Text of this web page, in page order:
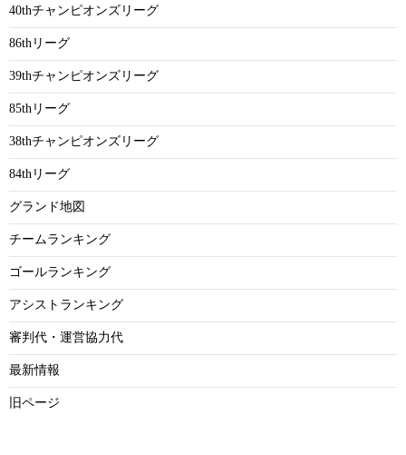
40thチャンピオンズリーグ
86thリーグ
39thチャンピオンズリーグ
85thリーグ
38thチャンピオンズリーグ
84thリーグ
グランド地図
チームランキング
ゴールランキング
アシストランキング
審判代・運営協力代
最新情報
旧ページ